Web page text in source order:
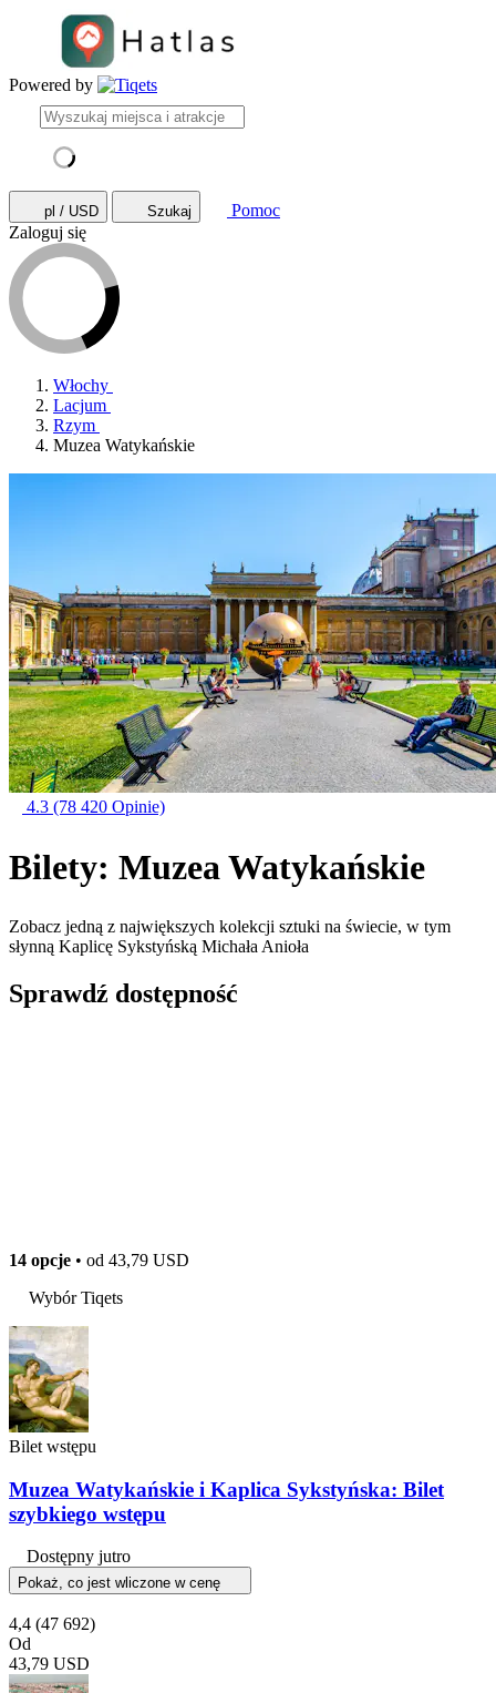
Powered by
pl / USD Szukaj
Pomoc
Zaloguj się
Włochy
Lacjum
Rzym
Muzea Watykańskie
4.3 (78 420 Opinie)
Bilety: Muzea Watykańskie
Zobacz jedną z największych kolekcji sztuki na świecie, w tym
słynną Kaplicę Sykstyńską Michała Anioła
Sprawdź dostępność
14 opcje • od 43,79 USD
Wybór Tiqets
Bilet wstępu
Muzea Watykańskie i Kaplica Sykstyńska: Bilet
szybkiego wstępu
Dostępny jutro
Pokaż, co jest wliczone w cenę
4,4 (47 692)
Od
43,79 USD